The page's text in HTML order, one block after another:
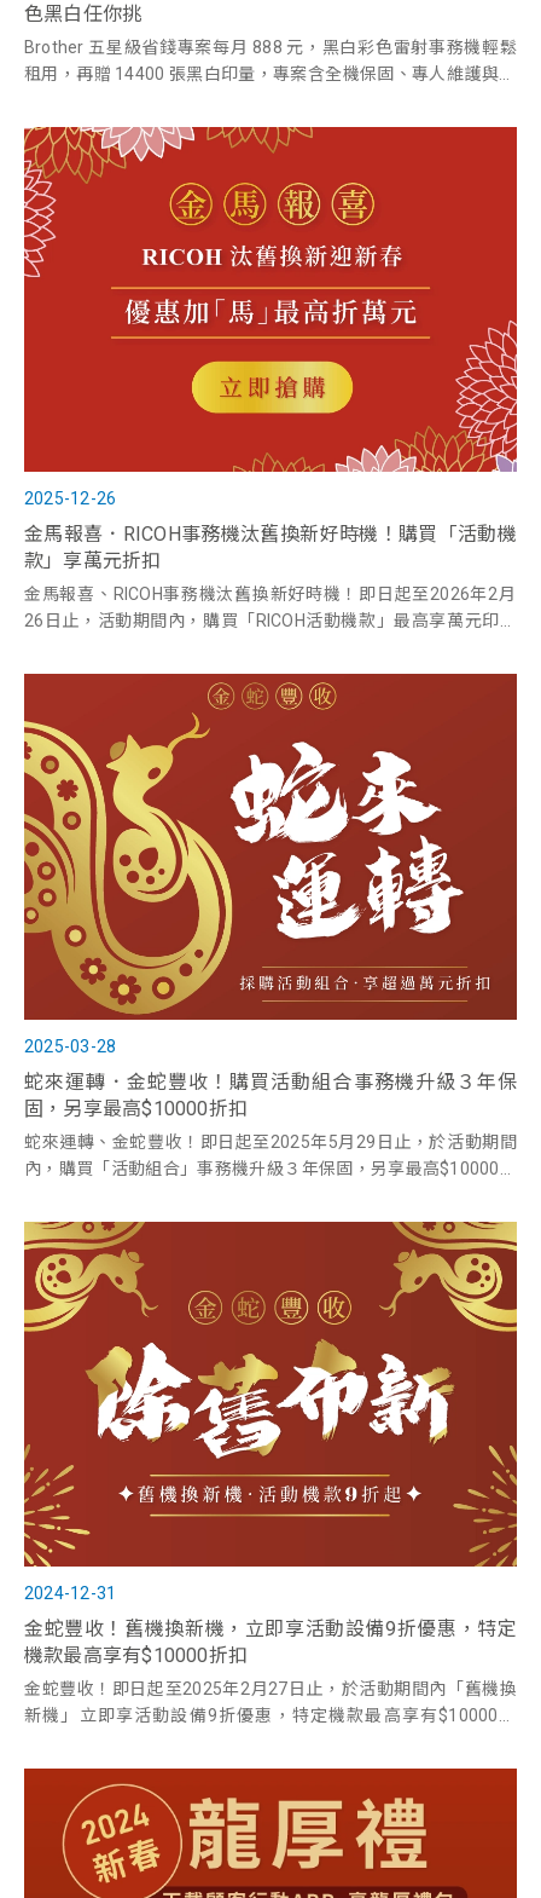
色黑白任你挑
Brother 五星級省錢專案每月 888 元，黑白彩色雷射事務機輕鬆
租用，再贈 14400 張黑白印量，專案含全機保固、專人維護與耗
2025-12-26
金馬報喜．RICOH事務機汰舊換新好時機！購買「活動機
款」享萬元折扣
金馬報喜、RICOH事務機汰舊換新好時機！即日起至2026年2月
26日止，活動期間內，購買「RICOH活動機款」最高享萬元印表
2025-03-28
蛇來運轉．金蛇豐收！購買活動組合事務機升級３年保
固，另享最高$10000折扣
蛇來運轉、金蛇豐收！即日起至2025年5月29日止，於活動期間
內，購買「活動組合」事務機升級３年保固，另享最高$10000折
2024-12-31
金蛇豐收！舊機換新機，立即享活動設備9折優惠，特定
機款最高享有$10000折扣
金蛇豐收！即日起至2025年2月27日止，於活動期間內「舊機換
新機」立即享活動設備9折優惠，特定機款最高享有$10000折